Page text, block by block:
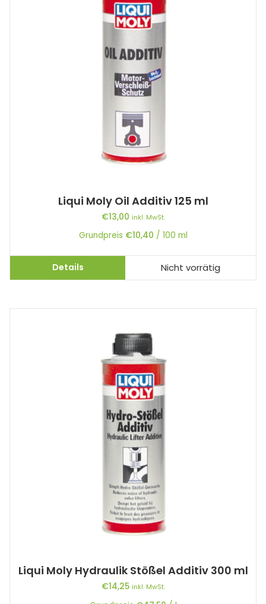
Liqui Moly Oil Additiv 125 ml
€13,00 inkl. MwSt.
Grundpreis €10,40 / 100 ml
Details Nicht vorrätig
Liqui Moly Hydraulik Stößel Additiv 300 ml
€14,25 inkl. MwSt.